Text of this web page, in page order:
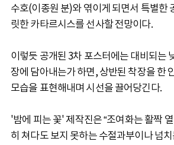
수호(이종원 분)와 엮이게 되면서 특별한
릿한 카타르시스를 선사할 전망이다.
이렇듯 공개된 3차 포스터에는 대비되는
장에 담아내는가 하면, 상반된 착장을 한
모습을 표현해내며 시선을 끌어당긴다.
'밤에 피는 꽃' 제작진은 “조여화는 활짝
히 쳐다도 보지 못하는 수절과부이나 넘